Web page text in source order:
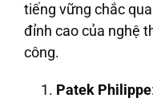
tiếng vững chắc
đỉnh cao của nghệ
công.
Patek Philippe